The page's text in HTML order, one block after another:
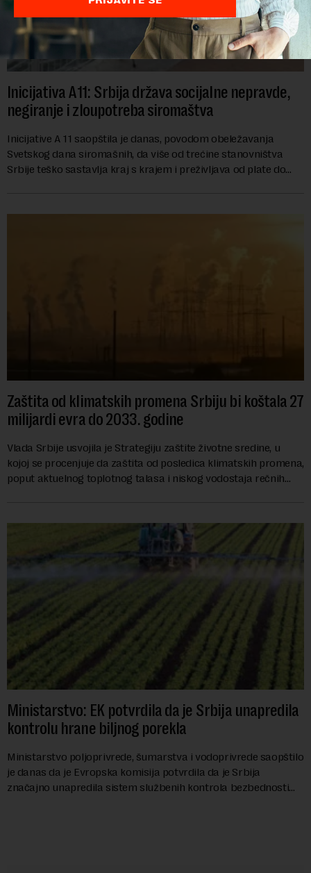
Inicijativa A11: Srbija država socijalne nepravde,
negiranje i zloupotreba siromaštva
Inicijative A 11 saopštila je danas, povodom obeležavanja
Svetskog dana siromašnih, da više od trećine stanovništva
Srbije teško sastavlja kraj s krajem i preživljava od plate do
Zaštita od klimatskih promena Srbiju bi koštala 27
milijardi evra do 2033. godine
Vlada Srbije usvojila je Strategiju zaštite životne sredine, u
kojoj se procenjuje da zaštita od posledica klimatskih promena,
poput aktuelnog toplotnog talasa i niskog vodostaja rečnih
Ministarstvo: EK potvrdila da je Srbija unapredila
kontrolu hrane biljnog porekla
Ministarstvo poljoprivrede, šumarstva i vodoprivrede saopštilo
je danas da je Evropska komisija potvrdila da je Srbija
značajno unapredila sistem službenih kontrola bezbednosti